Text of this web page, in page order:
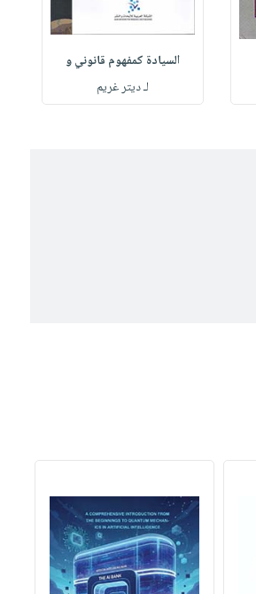
السيادة كمفهوم قانوني و
لـ ديتر غريم